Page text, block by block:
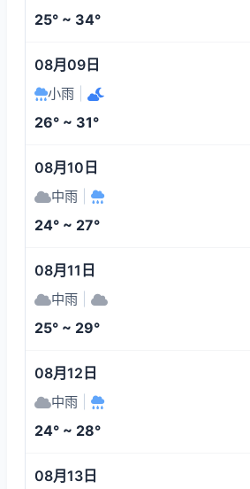
25° ~ 34°
08月09日
小雨
26° ~ 31°
08月10日
中雨
24° ~ 27°
08月11日
中雨
25° ~ 29°
08月12日
中雨
24° ~ 28°
08月13日